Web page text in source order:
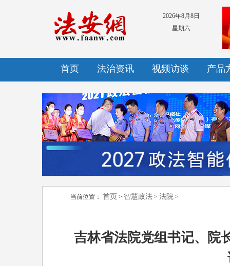
2026年8月8日
星期六
首页 法治资讯 视频访谈 产品
当前位置： 首页 > 智慧政法 > 法院 >
吉林省法院党组书记、院